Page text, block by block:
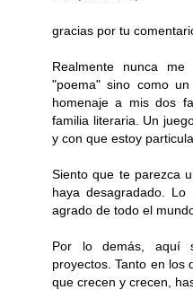
gracias por tu
Realmente nunca
"poema" sino como
homenaje a mis dos
familia literaria. Un
y con que estoy
Siento que te parezca
haya desagradado.
agrado de todo el
Por lo demás, aquí
proyectos. Tanto en los
que crecen y crecen,